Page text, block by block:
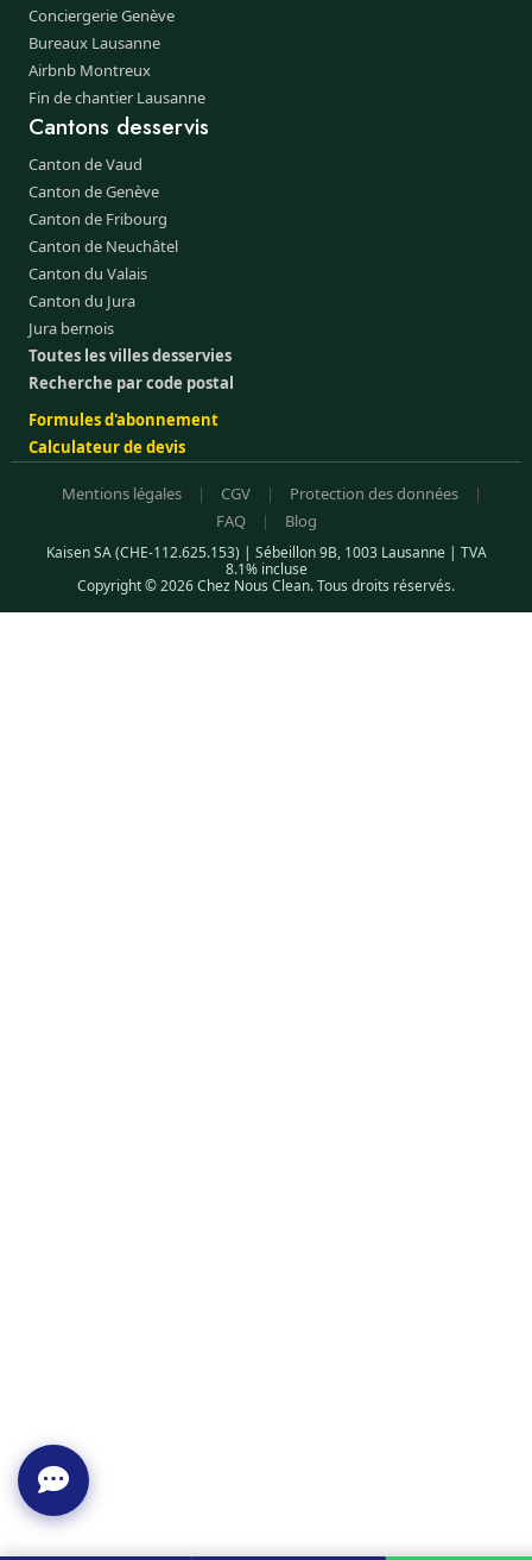
Conciergerie Genève
Bureaux Lausanne
Airbnb Montreux
Fin de chantier Lausanne
Cantons desservis
Canton de Vaud
Canton de Genève
Canton de Fribourg
Canton de Neuchâtel
Canton du Valais
Canton du Jura
Jura bernois
Toutes les villes desservies
Recherche par code postal
Formules d'abonnement
Calculateur de devis
Mentions légales | CGV | Protection des données
|
FAQ
| Blog
Kaisen SA (CHE-112.625.153) | Sébeillon 9B, 1003 Lausanne | TVA
8.1% incluse
Copyright © 2026 Chez Nous Clean. Tous droits réservés.